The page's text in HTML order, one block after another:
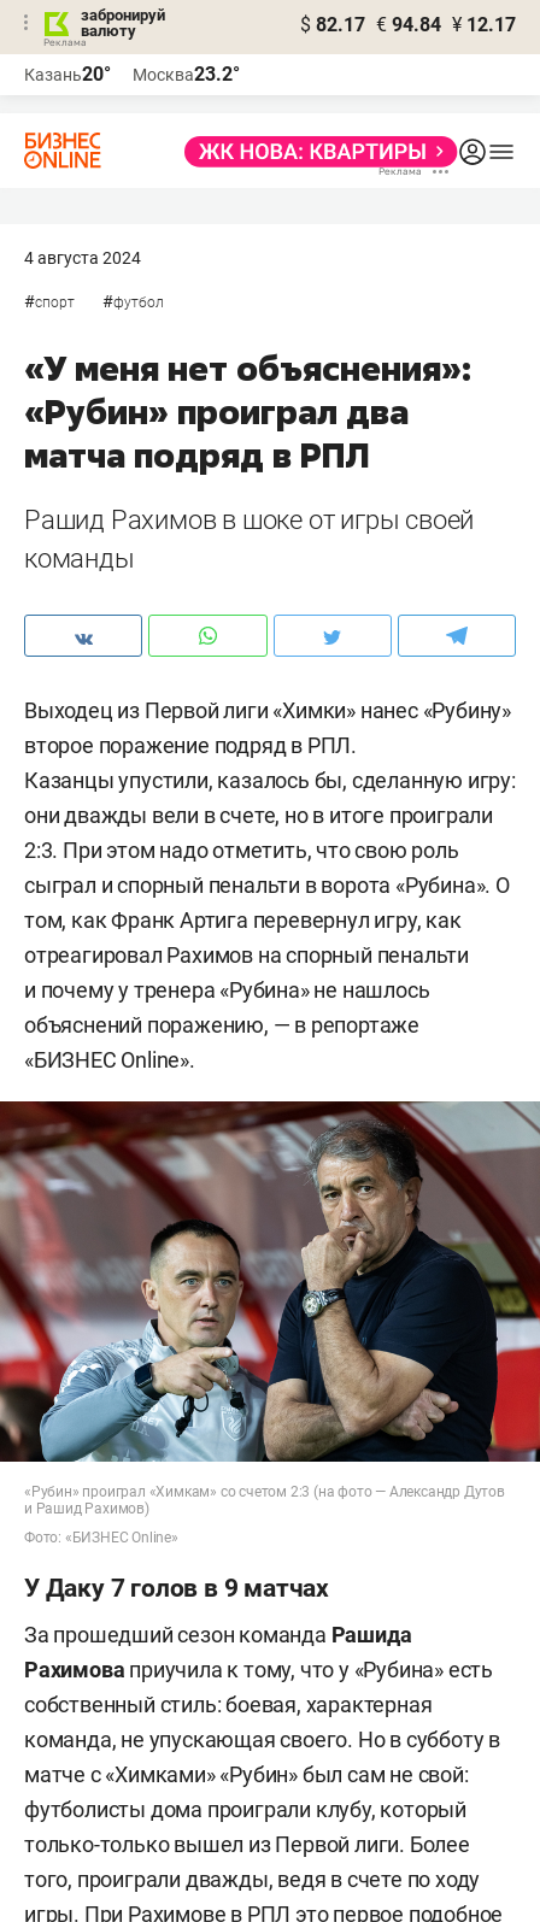
забронируй
валюту
$ 82.17 € 94.84 ¥ 12.17
Казань20° Москва23.2°
4 августа 2024
#спорт #футбол
«У меня нет объяснения»:
«Рубин» проиграл два
матча подряд в РПЛ
Рашид ​Рахимов в шоке от игры своей
команды
Выходец из Первой лиги «Химки» нанес «Рубину»
второе поражение подряд в РПЛ.
Казанцы упустили, казалось бы, сделанную игру:
они дважды вели в счете, но в итоге проиграли
2:3. При этом надо отметить, что свою роль
сыграл и спорный пенальти в ворота «Рубина». О
том, как Франк Артига перевернул игру, как
отреагировал Рахимов на спорный пенальти
и почему у тренера «Рубина» не нашлось
объяснений поражению, — в репортаже
«БИЗНЕС Online».
«Рубин» проиграл «Химкам» со счетом 2:3 (на фото — Александр Дутов
и Рашид Рахимов)
Фото: «БИЗНЕС Online»
У Даку 7 голов в 9 матчах
За прошедший сезон команда Рашида
Рахимова приучила к тому, что у «Рубина» есть
собственный стиль: боевая, характерная
команда, не упускающая своего. Но в субботу в
матче с «Химками» «Рубин» был сам не свой:
футболисты дома проиграли клубу, который
только-только вышел из Первой лиги. Более
того, проиграли дважды, ведя в счете по ходу
игры. При Рахимове в РПЛ это первое подобное